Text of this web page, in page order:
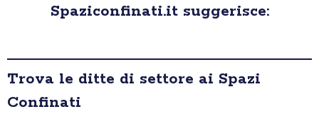
Spaziconfinati.it suggerisce:
Trova le ditte di settore ai Spazi
Confinati